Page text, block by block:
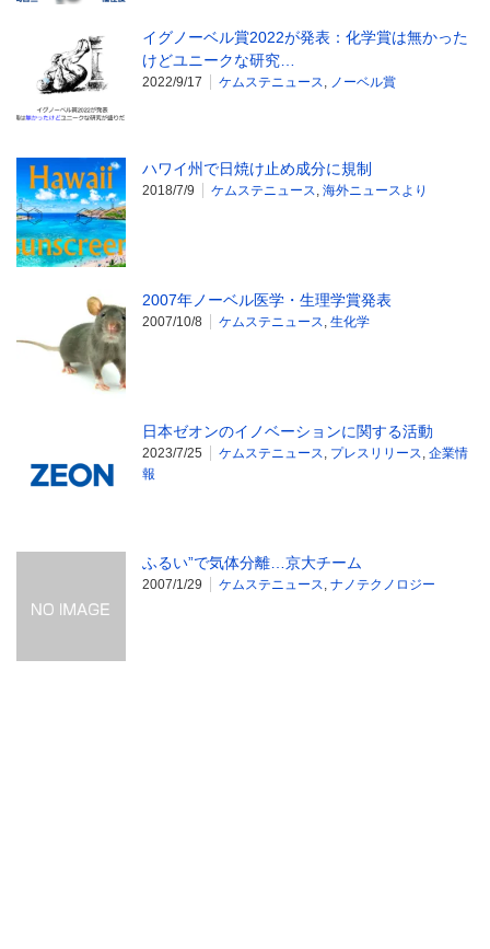
イグノーベル賞2022が発表：化学賞は無かった
けどユニークな研究…
2022/9/17 ケムステニュース ノーベル賞
ハワイ州で日焼け止め成分に規制
2018/7/9 ケムステニュース 海外ニュースより
2007年ノーベル医学・生理学賞発表
2007/10/8 ケムステニュース 生化学
日本ゼオンのイノベーションに関する活動
2023/7/25 ケムステニュース プレスリリース 企業情
報
ふるい”で気体分離…京大チーム
2007/1/29 ケムステニュース ナノテクノロジー